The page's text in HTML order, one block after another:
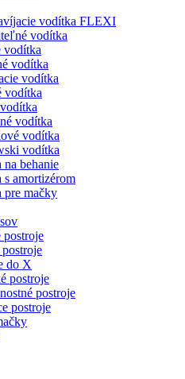
vodítka FLEXI
vodítka
vodítka
vodítka
vodítka
vodítka
vodítka
vodítka
vodítka
na behanie
s amortizérom
pre mačky
postroje
do X
postroje
postroje
postroje